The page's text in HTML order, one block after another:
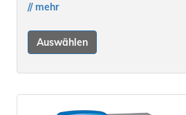
// mehr
Auswählen